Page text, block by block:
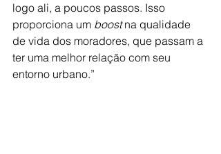
logo ali, a poucos passos. Isso
proporciona um boost na qualidade
de vida dos moradores, que passam a
ter uma melhor relação com seu
entorno urbano.”